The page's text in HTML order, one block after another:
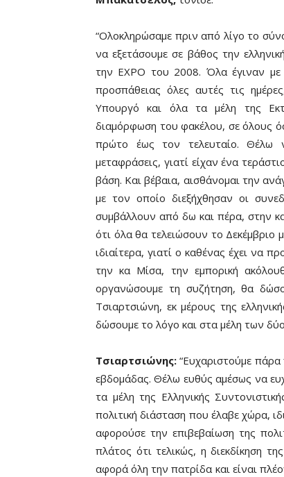
“Ολοκληρώσαμε πριν από λίγο το
να εξετάσουμε σε βάθος την
την ΕΧΡΟ του 2008. Όλα έγιναν με
προσπάθειας όλες αυτές τις
Υπουργό και όλα τα μέλη της
διαμόρφωση του φακέλου, σε όλους
πρώτο έως τον τελευταίο. Θέλω
μεταφράσεις, γιατί είχαν ένα
βάση. Και βέβαια, αισθάνομαι την
με τον οποίο διεξήχθησαν οι
συμβάλλουν από δω και πέρα, στην
ότι όλα θα τελειώσουν το Δεκέμβριο
ιδιαίτερα, γιατί ο καθένας έχει να
την κα Μίσα, την εμπορική
οργανώσουμε τη συζήτηση, θα
Τσιαρτσιώνη, εκ μέρους της
δώσουμε το λόγο και στα μέλη των
Τσιαρτσιώνης:“Ευχαριστούμε
εβδομάδας. Θέλω ευθύς αμέσως να
τα μέλη της Ελληνικής
πολιτική διάσταση που έλαβε χώρα,
αφορούσε την επιβεβαίωση της
πλάτος ότι τελικώς, η διεκδίκηση
αφορά όλη την πατρίδα και είναι